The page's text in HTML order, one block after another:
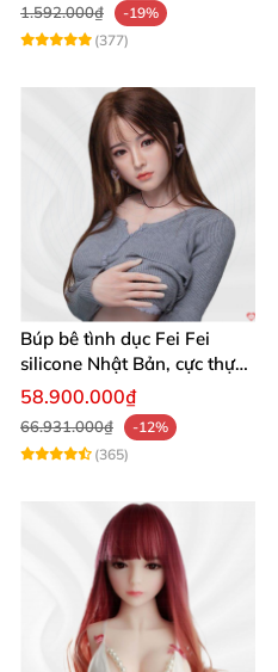
1.592.000₫
-19%
(377)
Búp bê tình dục Fei Fei
silicone Nhật Bản, cực thực,
giá tốt
58.900.000₫
66.931.000₫
-12%
(365)